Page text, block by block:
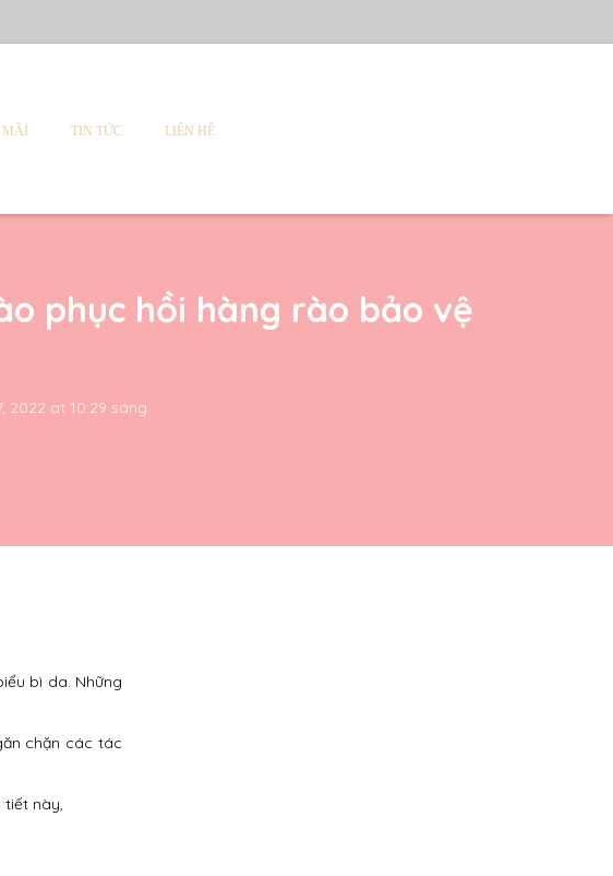
TIN TỨC LIÊN HỆ
phục hồi hàng rào bảo vệ
2022 at 10:29 sáng
bì da. Những
chặn các tác
tiết này,